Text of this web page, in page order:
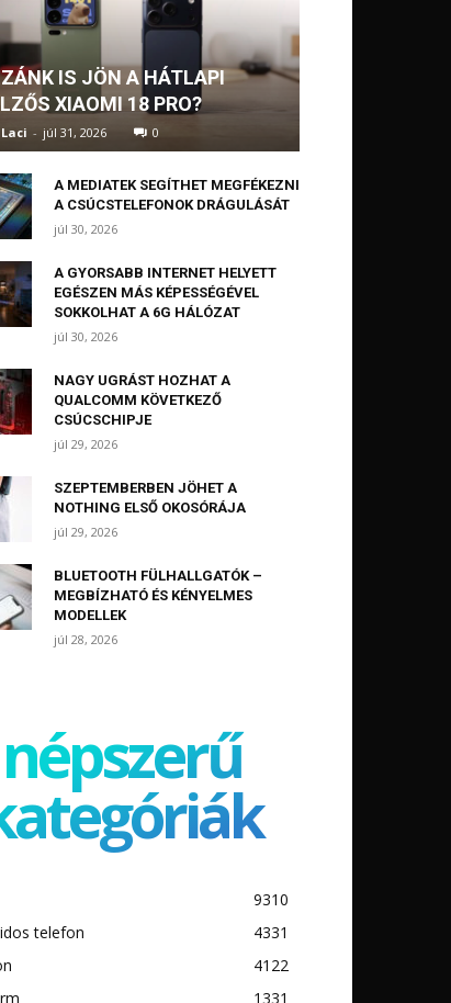
IS JÖN A HÁTLAPI
XIAOMI 18 PRO?
- júl 31, 2026 0
A MEDIATEK SEGÍTHET MEGFÉKEZNI
A CSÚCSTELEFONOK DRÁGULÁSÁT
júl 30, 2026
A GYORSABB INTERNET HELYETT
EGÉSZEN MÁS KÉPESSÉGÉVEL
SOKKOLHAT A 6G HÁLÓZAT
júl 30, 2026
NAGY UGRÁST HOZHAT A
QUALCOMM KÖVETKEZŐ
CSÚCSCHIPJE
júl 29, 2026
SZEPTEMBERBEN JÖHET A
NOTHING ELSŐ OKOSÓRÁJA
júl 29, 2026
BLUETOOTH FÜLHALLGATÓK –
MEGBÍZHATÓ ÉS KÉNYELMES
MODELLEK
júl 28, 2026
népszerű
9310
telefon
4331
4122
1331